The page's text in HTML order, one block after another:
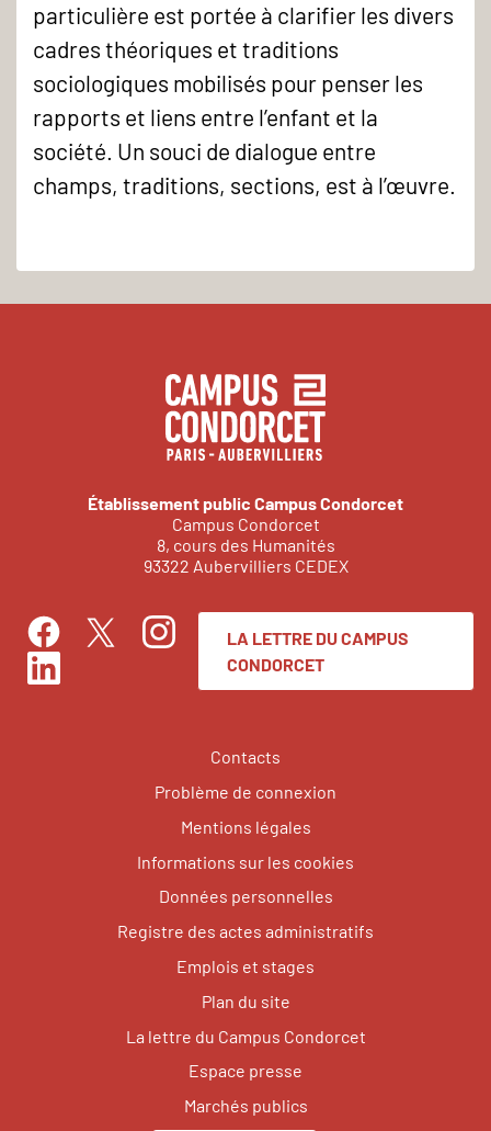
particulière est portée à clarifier les divers
cadres théoriques et traditions
sociologiques mobilisés pour penser les
rapports et liens entre l’enfant et la
société. Un souci de dialogue entre
champs, traditions, sections, est à l’œuvre.
Établissement public Campus Condorcet
Campus Condorcet
8, cours des Humanités
93322 Aubervilliers CEDEX
FacebookTwitterInstagram
LinkedIn
LA LETTRE DU CAMPUS
CONDORCET
Contacts
Problème de connexion
Mentions légales
Informations sur les cookies
Données personnelles
Registre des actes administratifs
Emplois et stages
Plan du site
La lettre du Campus Condorcet
Espace presse
Marchés publics